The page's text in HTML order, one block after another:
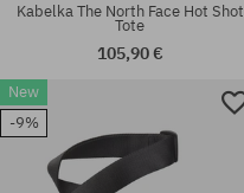
univerzálna veľkosť
Kabelka The North Face Hot Shot
Tote
105,90 €
New
-9%